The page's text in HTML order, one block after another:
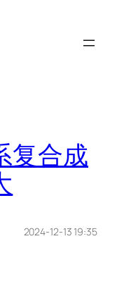
复合成
2024-12-13 19:35